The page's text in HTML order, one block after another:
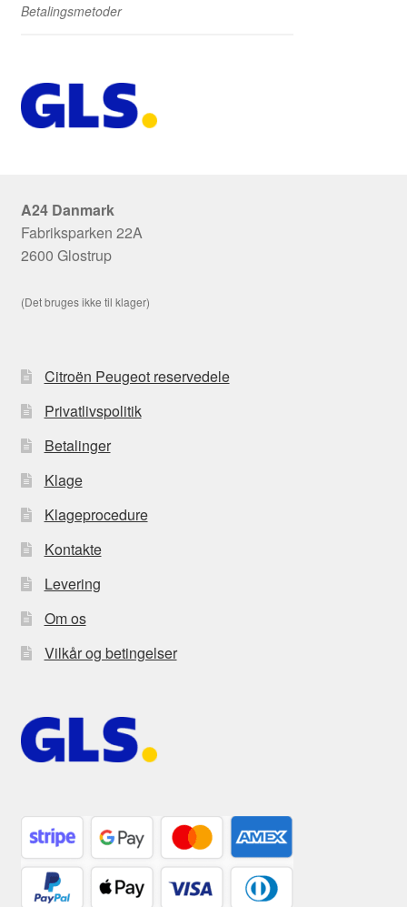
Betalingsmetoder
A24 Danmark
Fabriksparken 22A
2600 Glostrup
(Det bruges ikke til klager)
Citroën Peugeot reservedele
Privatlivspolitik
Betalinger
Klage
Klageprocedure
Kontakte
Levering
Om os
Vilkår og betingelser